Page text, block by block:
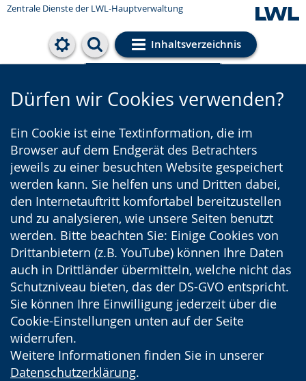
Zentrale Dienste der LWL-Hauptverwaltung
Inhaltsverzeichnis
Cookie-Einstellungen
Dürfen wir Cookies verwenden?
Ein Cookie ist eine Textinformation, die im
Browser auf dem Endgerät des Betrachters
jeweils zu einer besuchten Website gespeichert
werden kann. Sie helfen uns und Dritten dabei,
den Internetauftritt komfortabel bereitzustellen
und zu analysieren, wie unsere Seiten benutzt
werden. Bitte beachten Sie: Einige Cookies von
Drittanbietern (z.B. YouTube) können Ihre Daten
auch in Drittländer übermitteln, welche nicht das
Schutzniveau bieten, das der DS-GVO entspricht.
Sie können Ihre Einwilligung jederzeit über die
Cookie-Einstellungen unten auf der Seite
widerrufen.
Weitere Informationen finden Sie in unserer
Datenschutzerklärung.